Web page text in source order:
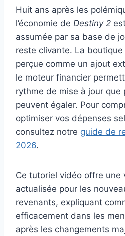
Huit ans après les
l’économie de Destiny 2
assumée par sa base de
reste clivante. La boutique
perçue comme un ajout
le moteur financier
rythme de mise à jour que
peuvent égaler. Pour
optimiser vos dépenses
consultez notre guide de
2026.
Ce tutoriel vidéo offre une
actualisée pour les
revenants, expliquant
efficacement dans les
après les changements